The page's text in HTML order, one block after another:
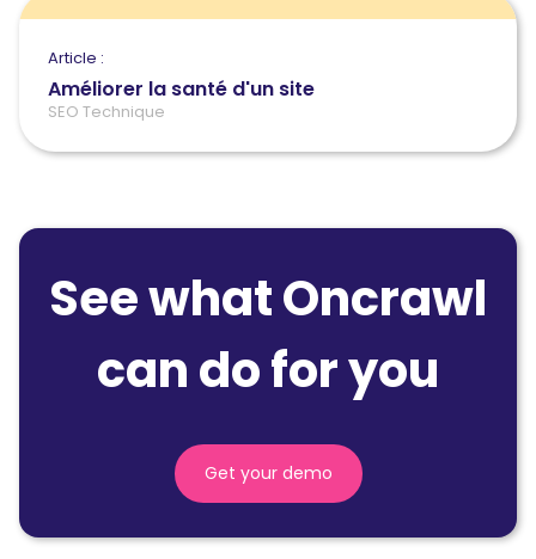
Article :
Améliorer la santé d'un site
SEO Technique
See what Oncrawl
can do for you
Get your demo